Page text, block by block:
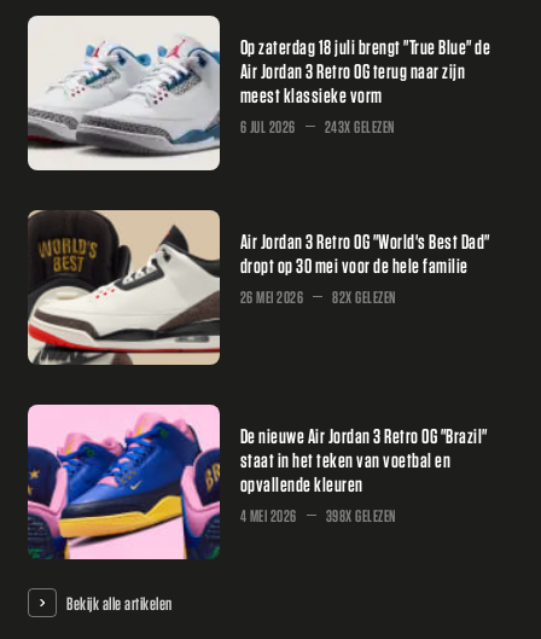
Op zaterdag 18 juli brengt "True Blue" de
Air Jordan 3 Retro OG terug naar zijn
meest klassieke vorm
6 JUL 2026 243X GELEZEN
Air Jordan 3 Retro OG "World's Best Dad"
dropt op 30 mei voor de hele familie
26 MEI 2026 82X GELEZEN
De nieuwe Air Jordan 3 Retro OG "Brazil"
staat in het teken van voetbal en
opvallende kleuren
4 MEI 2026 398X GELEZEN
Bekijk alle artikelen